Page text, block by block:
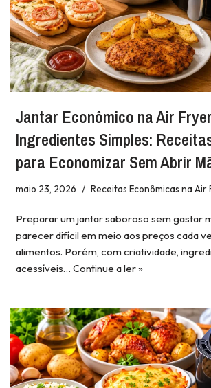
Jantar Econômico na Air
Ingredientes Simples:
para Economizar Sem Abrir
maio 23, 2026 Receitas Econômicas na Air
Preparar um jantar saboroso sem gastar
parecer difícil em meio aos preços cada
alimentos. Porém, com criatividade,
acessíveis… Continue a ler »